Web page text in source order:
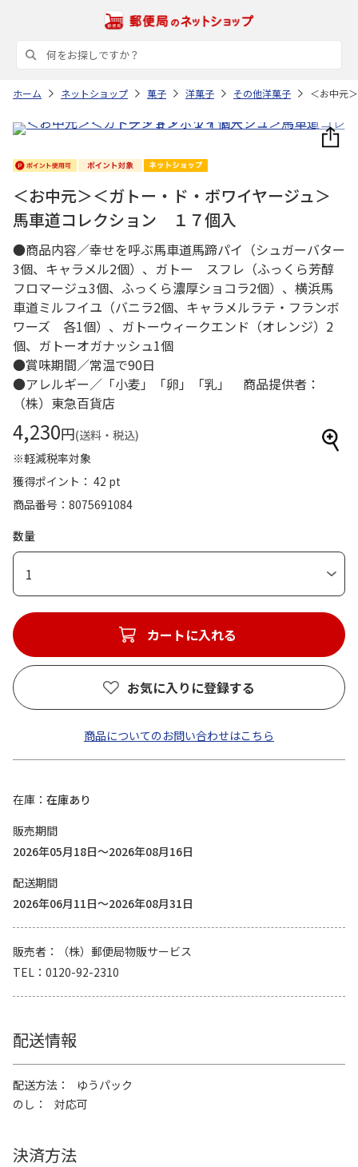
ホーム ネットショップ 菓子 洋菓子 その他洋菓子 ＜お中元
＜お中元＞＜ガトー・ド・ボワイヤージュ＞
馬車道コレクション １７個入
●商品内容／幸せを呼ぶ馬車道馬蹄パイ（シュガーバター
3個、キャラメル2個）、ガトー スフレ（ふっくら芳醇
フロマージュ3個、ふっくら濃厚ショコラ2個）、横浜馬
車道ミルフイユ（バニラ2個、キャラメルラテ・フランボ
ワーズ 各1個）、ガトーウィークエンド（オレンジ）2
個、ガトーオガナッシュ1個
●賞味期間／常温で90日
●アレルギー／「小麦」「卵」「乳」 商品提供者：
（株）東急百貨店
4,230円(送料・税込)
※軽減税率対象
獲得ポイント： 42 pt
商品番号
8075691084
数量
1
カートに入れる
お気に入りに登録する
商品についてのお問い合わせはこちら
在庫
在庫あり
販売期間
2026年05月18日～2026年08月16日
配送期間
2026年06月11日～2026年08月31日
販売者
（株）郵便局物販サービス
TEL
0120-92-2310
配送情報
配送方法
ゆうパック
のし
対応可
決済方法